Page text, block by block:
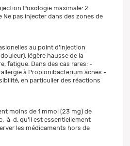
Posologie maximale: 2
Ne pas injecter dans des zones de
au point d’injection
légère hausse de la
fatigue. Dans des cas rares: -
allergie à Propionibacterium acnes -
en particulier des réactions
moins de 1 mmol (23 mg) de
à-d. qu’il est essentiellement
les médicaments hors de